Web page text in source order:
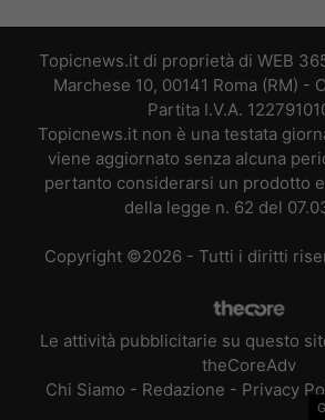
Topicnews.it di proprietà di WEB
Marchese 10, 00141 Roma (RM) -
Partita I.V.A.
Topicnews.it non è una testata
viene aggiornato senza alcuna
pertanto considerarsi un prodotto
della legge n. 62 del
Copyright ©2026 - Tutti i diritti
Le attività pubblicitarie su questo
theCoreAdv
Chi Siamo - Redazione - Privacy